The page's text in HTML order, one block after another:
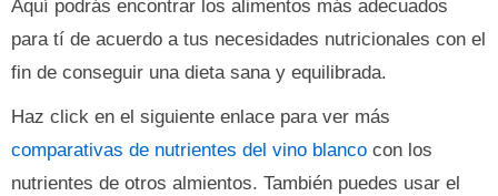
Aquí podrás encontrar los alimentos más adecuados
para tí de acuerdo a tus necesidades nutricionales con el
fin de conseguir una dieta sana y equilibrada.
Haz click en el siguiente enlace para ver más
comparativas de nutrientes del vino blanco con los
nutrientes de otros almientos. También puedes usar el